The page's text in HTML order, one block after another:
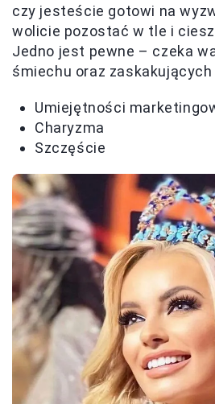
czy jesteście gotowi na
wolicie pozostać w tle i
Jedno jest pewne – czeka
śmiechu oraz
Umiejętności
Charyzma
Szczęście